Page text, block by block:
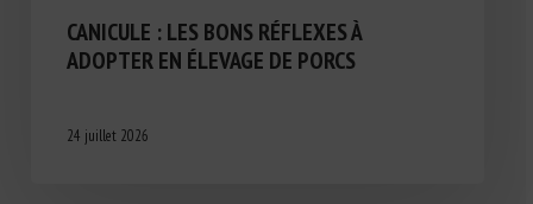
CANICULE : LES BONS RÉFLEXES À
ADOPTER EN ÉLEVAGE DE PORCS
24 juillet 2026